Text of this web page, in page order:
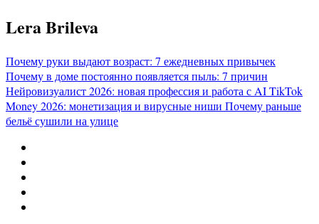
Перейти
к
Lera Brileva
Почему руки выдают возраст: 7 ежедневных привычек
Почему в доме постоянно появляется пыль: 7 причин
Нейровизуалист 2026: новая профессия и работа с AITikTok
Money 2026: монетизация и вирусные ниши Почему раньше
бельё сушили на улице